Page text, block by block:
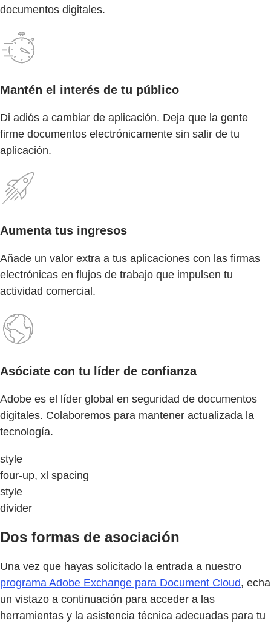
documentos digitales.
Mantén el interés de tu público
Di adiós a cambiar de aplicación. Deja que la gente
firme documentos electrónicamente sin salir de tu
aplicación.
Aumenta tus ingresos
Añade un valor extra a tus aplicaciones con las firmas
electrónicas en flujos de trabajo que impulsen tu
actividad comercial.
Asóciate con tu líder de confianza
Adobe es el líder global en seguridad de documentos
digitales. Colaboremos para mantener actualizada la
tecnología.
style
four-up, xl spacing
style
divider
Dos formas de asociación
Una vez que hayas solicitado la entrada a nuestro
programa Adobe Exchange para Document Cloud, echa
un vistazo a continuación para acceder a las
herramientas y la asistencia técnica adecuadas para tu